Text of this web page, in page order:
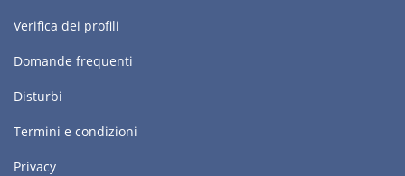
Verifica dei profili
Domande frequenti
Disturbi
Termini e condizioni
Privacy